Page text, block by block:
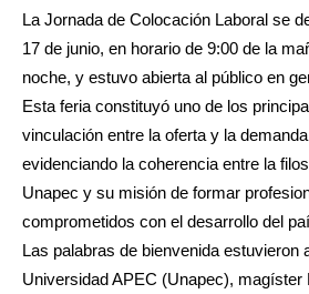
La Jornada de Colocación Laboral se
17 de junio, en horario de 9:00 de la
noche, y estuvo abierta al público en
Esta feria constituyó uno de los
vinculación entre la oferta y la
evidenciando la coherencia entre la
Unapec y su misión de formar
comprometidos con el desarrollo del
Las palabras de bienvenida estuvieron
Universidad APEC (Unapec), magíster